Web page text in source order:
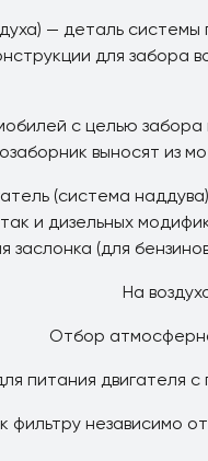
— деталь
для забора
с целью
выносят
(система
и дизельных
заслонка (для
На
Отбор
питания двигателя
фильтру независимо